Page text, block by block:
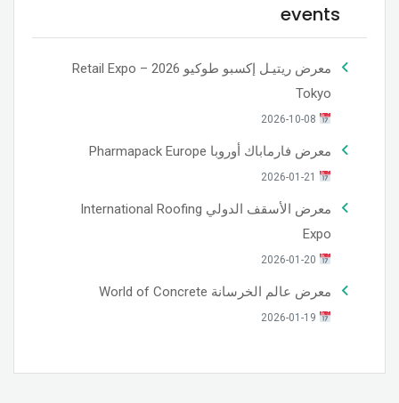
events
معرض ريتيـل إكسبو طوكيو 2026 – Retail Expo
Tokyo
معرض فارماباك أوروبا Pharmapack Europe
معرض الأسقف الدولي International Roofing
Expo
معرض عالم الخرسانة World of Concrete